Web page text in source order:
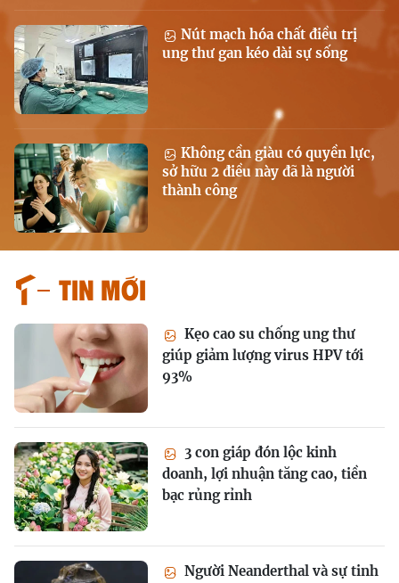
Nút mạch hóa chất điều trị
ung thư gan kéo dài sự sống
Không cần giàu có quyền lực,
sở hữu 2 điều này đã là người
thành công
Tin mới
Kẹo cao su chống ung thư
giúp giảm lượng virus HPV tới
93%
3 con giáp đón lộc kinh
doanh, lợi nhuận tăng cao, tiền
bạc rủng rỉnh
Người Neanderthal và sự tinh